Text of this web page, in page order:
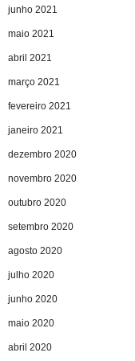
junho 2021
maio 2021
abril 2021
março 2021
fevereiro 2021
janeiro 2021
dezembro 2020
novembro 2020
outubro 2020
setembro 2020
agosto 2020
julho 2020
junho 2020
maio 2020
abril 2020